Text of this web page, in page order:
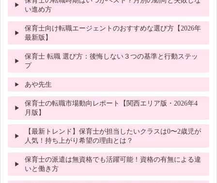
い進め方
保育士向け転職エージェントのおすすめな選び方【2026年
最新版】
保育士 転職 選び方：後悔しない３つの基準と行動ステッ
プ
あや先生
保育士の転職市場動向レポート【関西エリア版・2026年4
月版】
【最新トレンド】保育士が担当したいクラスは0〜2歳児が
人気！持ち上がり希望の理由とは？
保育士の派遣は無資格でも活躍可能！資格の有無による違
いと働き方